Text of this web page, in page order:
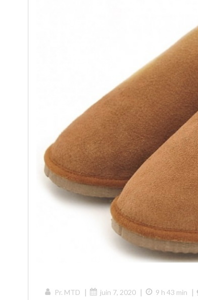
Pr. MTD | juin 7, 2020 | 9 h 43 min |